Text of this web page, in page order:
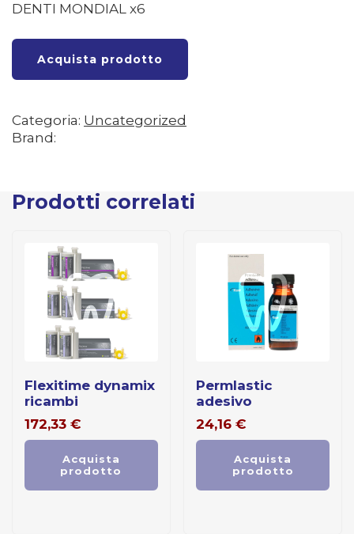
DENTI MONDIAL x6
Acquista prodotto
Categoria: Uncategorized
Brand:
Prodotti correlati
flexitime dynamix
ricambi
172,33 €
Acquista
prodotto
permlastic
adesivo
24,16 €
Acquista
prodotto